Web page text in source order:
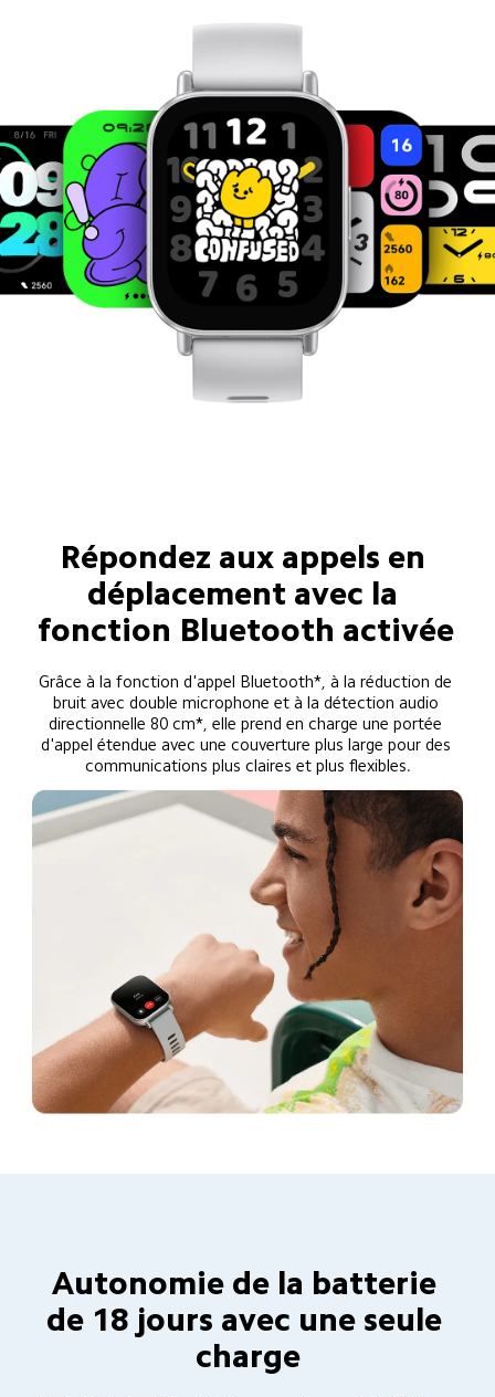
Répondez aux appels en
déplacement avec la
fonction Bluetooth activée
Grâce à la fonction d'appel Bluetooth*, à la réduction de
bruit avec double microphone et à la détection audio
directionnelle 80 cm*, elle prend en charge une portée
d'appel étendue avec une couverture plus large pour des
communications plus claires et plus flexibles.
Autonomie de la batterie
de 18 jours avec une seule
charge